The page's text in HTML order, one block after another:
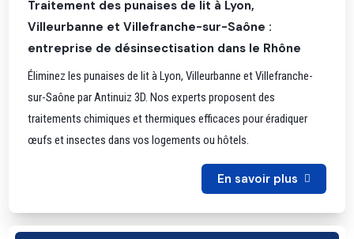
Traitement des punaises de lit à Lyon,
Villeurbanne et Villefranche-sur-Saône :
entreprise de désinsectisation dans le Rhône
Éliminez les punaises de lit à Lyon, Villeurbanne et Villefranche-
sur-Saône par Antinuiz 3D. Nos experts proposent des
traitements chimiques et thermiques efficaces pour éradiquer
œufs et insectes dans vos logements ou hôtels.
En savoir plus